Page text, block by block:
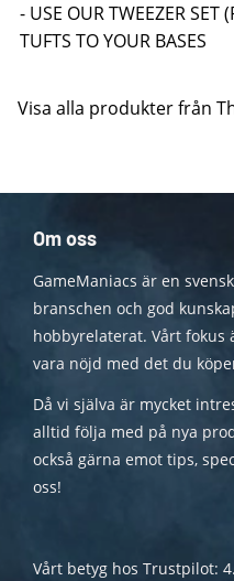
- USE OUR TWEEZER SET
TUFTS TO YOUR BASES
Visa alla produkter från
Om oss
GameManiacs är en
branschen och god
hobbyrelaterat. Vårt
vara nöjd med det du
Då vi själva är mycket
alltid följa med på nya
också gärna emot tips,
oss!
Vårt betyg hos Trustpilot: